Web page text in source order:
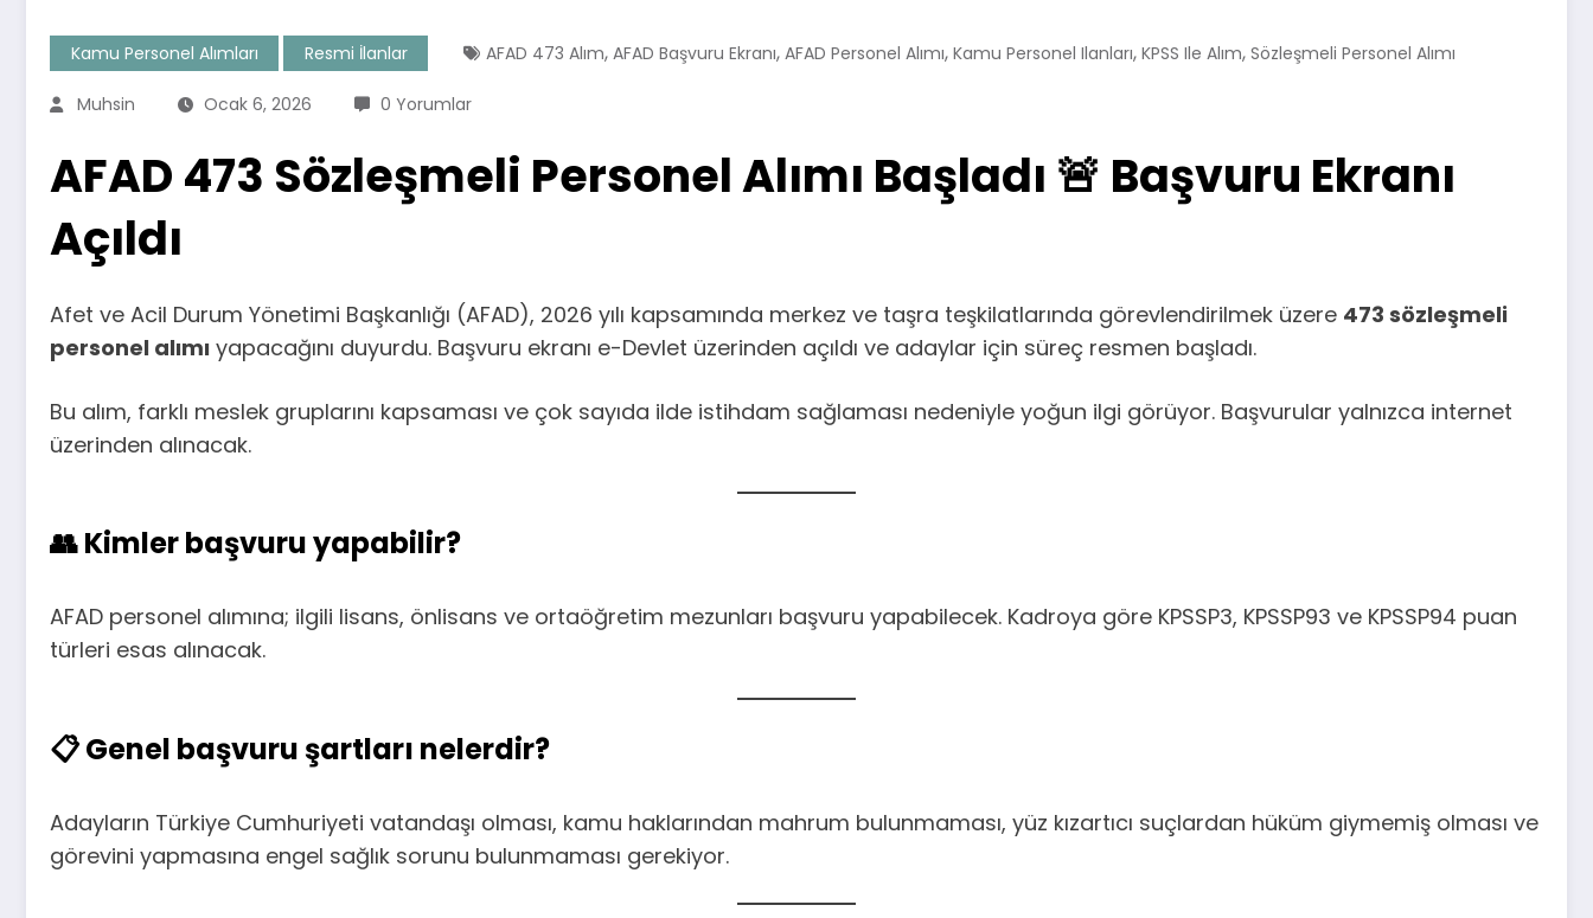
Kamu Personel Alımları Resmi İlanlar AFAD 473 Alım, AFAD Başvuru Ekranı, AFAD Personel Alımı, Kamu Personel Ilanları, KPSS Ile Alım, Sözleşmeli Personel Alımı
Muhsin Ocak 6, 2026 0 Yorumlar
AFAD 473 Sözleşmeli Personel Alımı Başladı 🚨 Başvuru Ekranı
Açıldı
Afet ve Acil Durum Yönetimi Başkanlığı (AFAD), 2026 yılı kapsamında merkez ve taşra teşkilatlarında görevlendirilmek üzere 473 sözleşmeli
personel alımı yapacağını duyurdu. Başvuru ekranı e-Devlet üzerinden açıldı ve adaylar için süreç resmen başladı.
Bu alım, farklı meslek gruplarını kapsaması ve çok sayıda ilde istihdam sağlaması nedeniyle yoğun ilgi görüyor. Başvurular yalnızca internet
üzerinden alınacak.
👥 Kimler başvuru yapabilir?
AFAD personel alımına; ilgili lisans, önlisans ve ortaöğretim mezunları başvuru yapabilecek. Kadroya göre KPSSP3, KPSSP93 ve KPSSP94 puan
türleri esas alınacak.
📋 Genel başvuru şartları nelerdir?
Adayların Türkiye Cumhuriyeti vatandaşı olması, kamu haklarından mahrum bulunmaması, yüz kızartıcı suçlardan hüküm giymemiş olması ve
görevini yapmasına engel sağlık sorunu bulunmaması gerekiyor.